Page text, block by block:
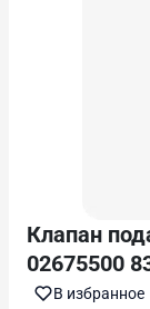
Клапан
02675500
В избранноe